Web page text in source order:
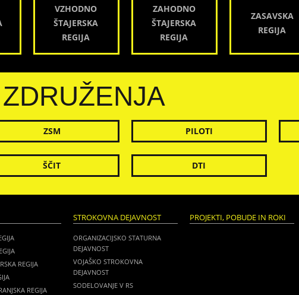
VZHODNO
ŠTAJERSKA
REGIJA
ZAHODNO
ŠTAJERSKA
REGIJA
ZASAVSKA
REGIJA
ZSM PILOTI
ŠČIT DTI
REGIJA
REGIJA
STROKOVNA DEJAVNOST
ORGANIZACIJSKO STATURNA
DEJAVNOST
VOJAŠKO STROKOVNA
DEJAVNOST
SODELOVANJE V RS
PROJEKTI, POBUDE IN ROKI